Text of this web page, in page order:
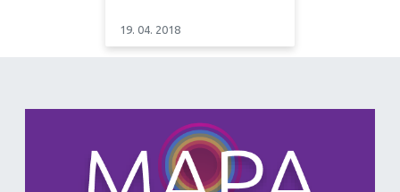
19. 04. 2018